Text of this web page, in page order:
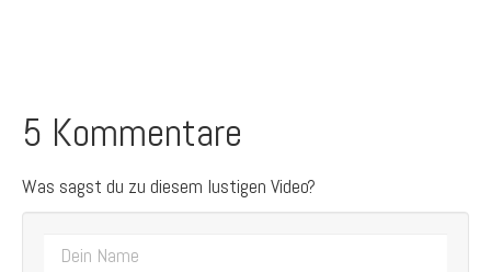
5 Kommentare
Was sagst du zu diesem lustigen Video?